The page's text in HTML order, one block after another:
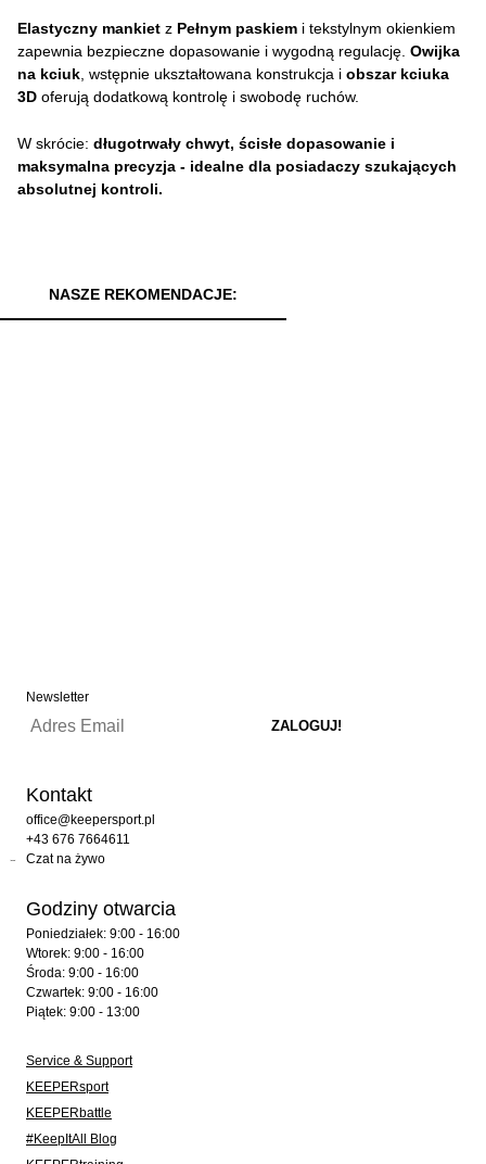
Elastyczny mankiet z Pełnym paskiem i tekstylnym okienkiem
zapewnia bezpieczne dopasowanie i wygodną regulację. Owijka
na kciuk , wstępnie ukształtowana konstrukcja i obszar kciuka
3D oferują dodatkową kontrolę i swobodę ruchów.
W skrócie: długotrwały chwyt, ścisłe dopasowanie i
maksymalna precyzja - idealne dla posiadaczy szukających
absolutnej kontroli.
NASZE REKOMENDACJE:
Newsletter
Kontakt
office@keepersport.pl
+43 676 7664611
Czat na żywo
Godziny otwarcia
Poniedziałek: 9:00 - 16:00
Wtorek: 9:00 - 16:00
Środa: 9:00 - 16:00
Czwartek: 9:00 - 16:00
Piątek: 9:00 - 13:00
Service & Support
KEEPERsport
KEEPERbattle
#KeepItAll Blog